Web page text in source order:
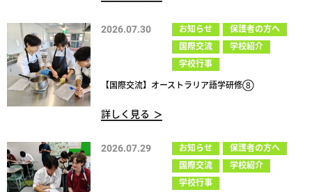
2026.07.30 お知らせ
保護者の方へ
国際交流
学校紹介
学校行事
【国際交流】オーストラリア語学研修⑧
詳しく見る
2026.07.29 お知らせ
保護者の方へ
国際交流
学校紹介
学校行事